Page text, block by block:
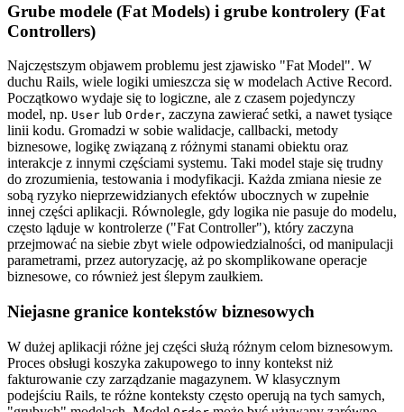
Grube modele (Fat Models) i grube kontrolery (Fat
Controllers)
Najczęstszym objawem problemu jest zjawisko "Fat Model". W
duchu Rails, wiele logiki umieszcza się w modelach Active Record.
Początkowo wydaje się to logiczne, ale z czasem pojedynczy
model, np. User lub Order, zaczyna zawierać setki, a nawet tysiące
linii kodu. Gromadzi w sobie walidacje, callbacki, metody
biznesowe, logikę związaną z różnymi stanami obiektu oraz
interakcje z innymi częściami systemu. Taki model staje się trudny
do zrozumienia, testowania i modyfikacji. Każda zmiana niesie ze
sobą ryzyko nieprzewidzianych efektów ubocznych w zupełnie
innej części aplikacji. Równolegle, gdy logika nie pasuje do modelu,
często ląduje w kontrolerze ("Fat Controller"), który zaczyna
przejmować na siebie zbyt wiele odpowiedzialności, od manipulacji
parametrami, przez autoryzację, aż po skomplikowane operacje
biznesowe, co również jest ślepym zaułkiem.
Niejasne granice kontekstów biznesowych
W dużej aplikacji różne jej części służą różnym celom biznesowym.
Proces obsługi koszyka zakupowego to inny kontekst niż
fakturowanie czy zarządzanie magazynem. W klasycznym
podejściu Rails, te różne konteksty często operują na tych samych,